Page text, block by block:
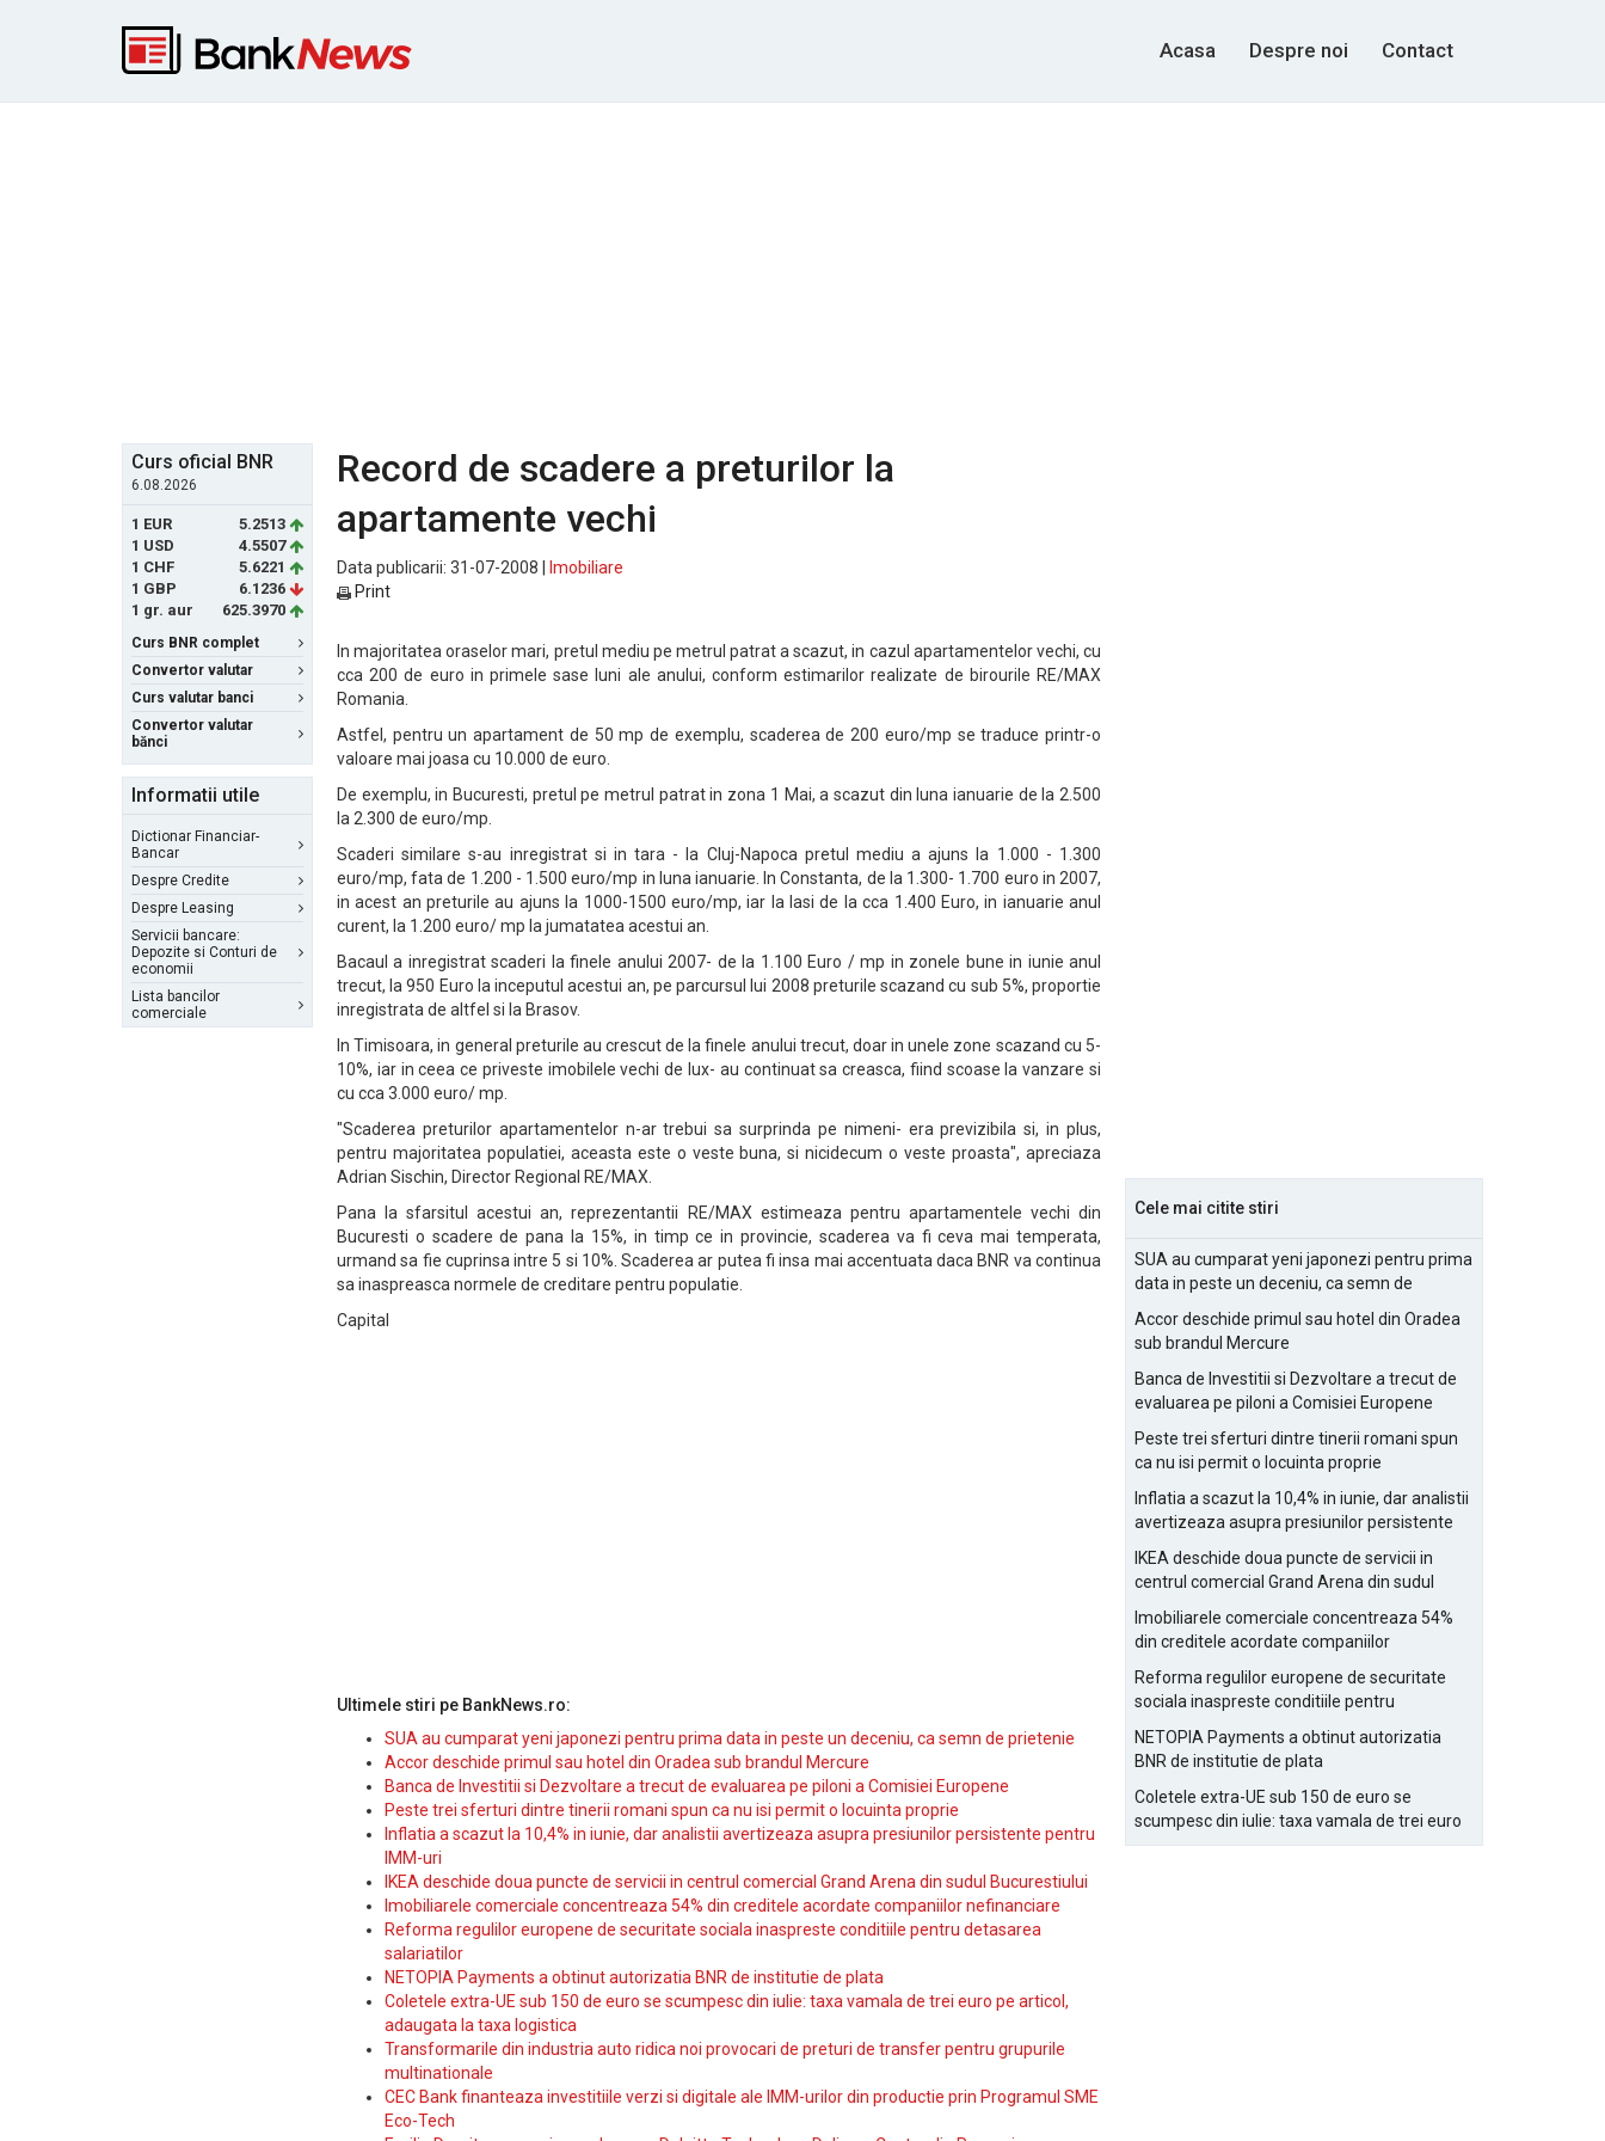
Acasa Despre noi Contact
Curs oficial BNR
6.08.2026
1 EUR
5.2513
1 USD
4.5507
1 CHF
5.6221
1 GBP
6.1236
1 gr. aur
625.3970
Curs BNR complet
Convertor valutar
Curs valutar banci
Convertor valutar
bănci
Informatii utile
Dictionar Financiar-
Bancar
Despre Credite
Despre Leasing
Servicii bancare:
Depozite si Conturi de
economii
Lista bancilor
comerciale
Record de scadere a preturilor la
apartamente vechi
Data publicarii: 31-07-2008 |
Imobiliare
Print
In majoritatea oraselor mari, pretul mediu pe metrul patrat a scazut, in cazul apartamentelor vechi, cu
cca 200 de euro in primele sase luni ale anului, conform estimarilor realizate de birourile RE/MAX
Romania.
Astfel, pentru un apartament de 50 mp de exemplu, scaderea de 200 euro/mp se traduce printr-o
valoare mai joasa cu 10.000 de euro.
De exemplu, in Bucuresti, pretul pe metrul patrat in zona 1 Mai, a scazut din luna ianuarie de la 2.500
la 2.300 de euro/mp.
Scaderi similare s-au inregistrat si in tara - la Cluj-Napoca pretul mediu a ajuns la 1.000 - 1.300
euro/mp, fata de 1.200 - 1.500 euro/mp in luna ianuarie. In Constanta, de la 1.300- 1.700 euro in 2007,
in acest an preturile au ajuns la 1000-1500 euro/mp, iar la Iasi de la cca 1.400 Euro, in ianuarie anul
curent, la 1.200 euro/ mp la jumatatea acestui an.
Bacaul a inregistrat scaderi la finele anului 2007- de la 1.100 Euro / mp in zonele bune in iunie anul
trecut, la 950 Euro la inceputul acestui an, pe parcursul lui 2008 preturile scazand cu sub 5%, proportie
inregistrata de altfel si la Brasov.
In Timisoara, in general preturile au crescut de la finele anului trecut, doar in unele zone scazand cu 5-
10%, iar in ceea ce priveste imobilele vechi de lux- au continuat sa creasca, fiind scoase la vanzare si
cu cca 3.000 euro/ mp.
"Scaderea preturilor apartamentelor n-ar trebui sa surprinda pe nimeni- era previzibila si, in plus,
pentru majoritatea populatiei, aceasta este o veste buna, si nicidecum o veste proasta", apreciaza
Adrian Sischin, Director Regional RE/MAX.
Pana la sfarsitul acestui an, reprezentantii RE/MAX estimeaza pentru apartamentele vechi din
Bucuresti o scadere de pana la 15%, in timp ce in provincie, scaderea va fi ceva mai temperata,
urmand sa fie cuprinsa intre 5 si 10%. Scaderea ar putea fi insa mai accentuata daca BNR va continua
sa inaspreasca normele de creditare pentru populatie.
Capital
Ultimele stiri pe BankNews.ro:
SUA au cumparat yeni japonezi pentru prima data in peste un deceniu, ca semn de prietenie
Accor deschide primul sau hotel din Oradea sub brandul Mercure
Banca de Investitii si Dezvoltare a trecut de evaluarea pe piloni a Comisiei Europene
Peste trei sferturi dintre tinerii romani spun ca nu isi permit o locuinta proprie
Inflatia a scazut la 10,4% in iunie, dar analistii avertizeaza asupra presiunilor persistente pentru
IMM-uri
IKEA deschide doua puncte de servicii in centrul comercial Grand Arena din sudul Bucurestiului
Imobiliarele comerciale concentreaza 54% din creditele acordate companiilor nefinanciare
Reforma regulilor europene de securitate sociala inaspreste conditiile pentru detasarea
salariatilor
NETOPIA Payments a obtinut autorizatia BNR de institutie de plata
Coletele extra-UE sub 150 de euro se scumpesc din iulie: taxa vamala de trei euro pe articol,
adaugata la taxa logistica
Transformarile din industria auto ridica noi provocari de preturi de transfer pentru grupurile
multinationale
CEC Bank finanteaza investitiile verzi si digitale ale IMM-urilor din productie prin Programul SME
Eco-Tech
Cele mai citite stiri
SUA au cumparat yeni japonezi pentru prima
data in peste un deceniu, ca semn de
Accor deschide primul sau hotel din Oradea
sub brandul Mercure
Banca de Investitii si Dezvoltare a trecut de
evaluarea pe piloni a Comisiei Europene
Peste trei sferturi dintre tinerii romani spun
ca nu isi permit o locuinta proprie
Inflatia a scazut la 10,4% in iunie, dar analistii
avertizeaza asupra presiunilor persistente
IKEA deschide doua puncte de servicii in
centrul comercial Grand Arena din sudul
Imobiliarele comerciale concentreaza 54%
din creditele acordate companiilor
Reforma regulilor europene de securitate
sociala inaspreste conditiile pentru
NETOPIA Payments a obtinut autorizatia
BNR de institutie de plata
Coletele extra-UE sub 150 de euro se
scumpesc din iulie: taxa vamala de trei euro
pe articol, adaugata la taxa logistica